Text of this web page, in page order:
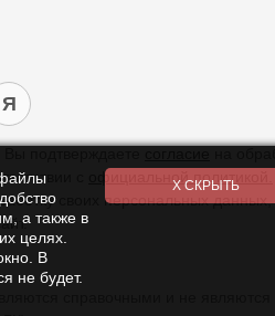
Я
с
официальной политикой.
своих персональных
а также в
целях.
В
не будет.